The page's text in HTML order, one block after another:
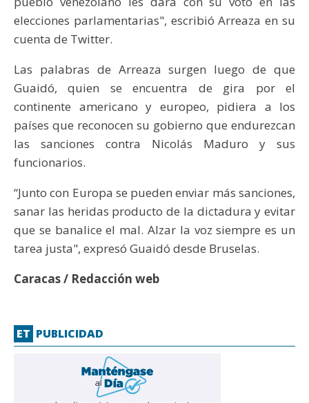
elecciones parlamentarias", escribió Arreaza en su
cuenta de Twitter.
Las palabras de Arreaza surgen luego de que
Guaidó, quien se encuentra de gira por el
continente americano y europeo, pidiera a los
países que reconocen su gobierno que endurezcan
las sanciones contra Nicolás Maduro y sus
funcionarios.
“Junto con Europa se pueden enviar más sanciones,
sanar las heridas producto de la dictadura y evitar
que se banalice el mal. Alzar la voz siempre es un
tarea justa", expresó Guaidó desde Bruselas.
Caracas / Redacción web
ET PUBLICIDAD